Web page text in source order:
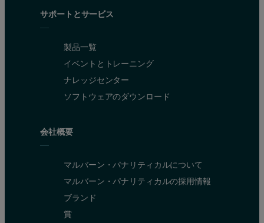
サポートとサービス
製品一覧
イベントとトレーニング
ナレッジセンター
ソフトウェアのダウンロード
会社概要
マルバーン・パナリティカルについて
マルバーン・パナリティカルの採用情報
ブランド
賞